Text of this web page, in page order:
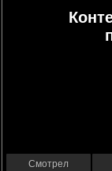
Смотрел